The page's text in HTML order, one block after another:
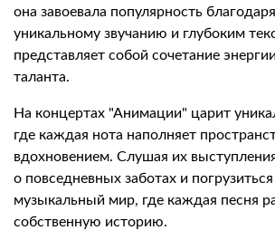
она завоевала популярность
уникальному звучанию и глубоким
представляет собой сочетание
таланта.
На концертах "Анимации" царит
где каждая нота наполняет
вдохновением. Слушая их
о повседневных заботах и
музыкальный мир, где каждая песня
собственную историю.